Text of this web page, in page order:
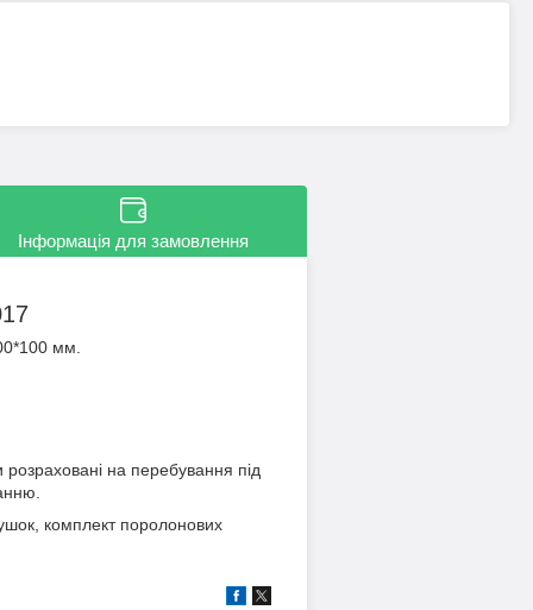
Інформація для замовлення
мм.
на перебування під
комплект поролонових